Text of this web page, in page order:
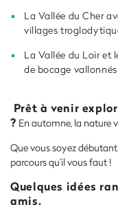
La Vallée du Cher
villages
La Vallée du Loir et
de bocage
Prêt à venir
? En automne, la nature
Que vous soyez
parcours qu’il vous faut !
Quelques idées
amis.